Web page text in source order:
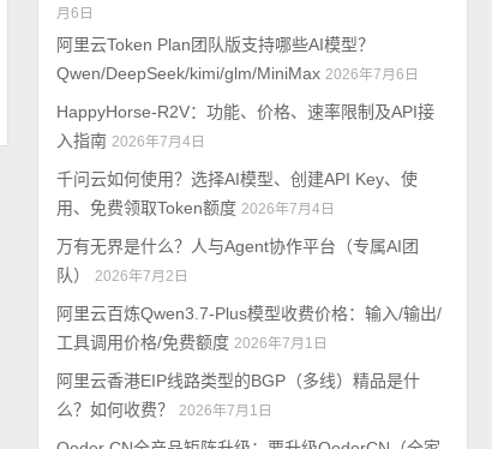
月6日
阿里云Token Plan团队版支持哪些AI模型？
Qwen/DeepSeek/kimi/glm/MiniMax 2026年7月6日
HappyHorse-R2V：功能、价格、速率限制及API接
入指南 2026年7月4日
千问云如何使用？选择AI模型、创建API Key、使
用、免费领取Token额度 2026年7月4日
万有无界是什么？人与Agent协作平台（专属AI团
队）
2026年7月2日
阿里云百炼Qwen3.7-Plus模型收费价格：输入/输出/
工具调用价格/免费额度 2026年7月1日
阿里云香港EIP线路类型的BGP（多线）精品是什
么？如何收费？
2026年7月1日